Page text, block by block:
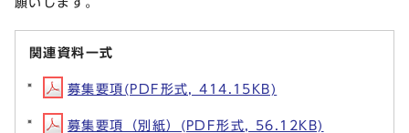
関連資料一式
募集要項(PDF形式, 414.15KB)
募集要項（別紙）(PDF形式, 56.12KB)